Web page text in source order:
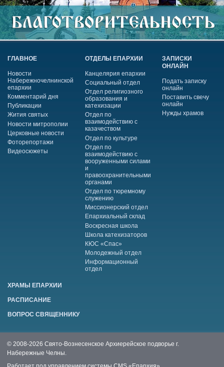
ГЛАВНОЕ
Новости
Набережночелнинской
епархии
Комментарий дня
Публикации
Жития святых
Новости митрополии
Церковные новости
Фоторепортажи
Видеосюжеты
ОТДЕЛЫ ЕПАРХИИ
Канцелярия епархии
Социальный отдел
Отдел религиозного
образования и
катехизации
Отдел по
взаимодействию с
казачеством
Отдел по культуре
Отдел по
взаимодействию с
вооруженными силами
и
правоохранительными
органами
Отдел по тюремному
служению
Миссионерский отдел
Епархиальный склад
Воскресная школа
Школа катехизаторов
КЮС «Спас»
Молодежный отдел
Информационный
отдел
ЗАПИСКИ
ОНЛАЙН
Подать записку
онлайн
Поставить свечу
онлайн
Нужды храмов
ХРАМЫ ЕПАРХИИ
РАСПИСАНИЕ
ВОПРОС СВЯЩЕННИКУ
© 2008-2026 Свято-Вознесенское Архиерейское подворье г.
Набережные Челны.